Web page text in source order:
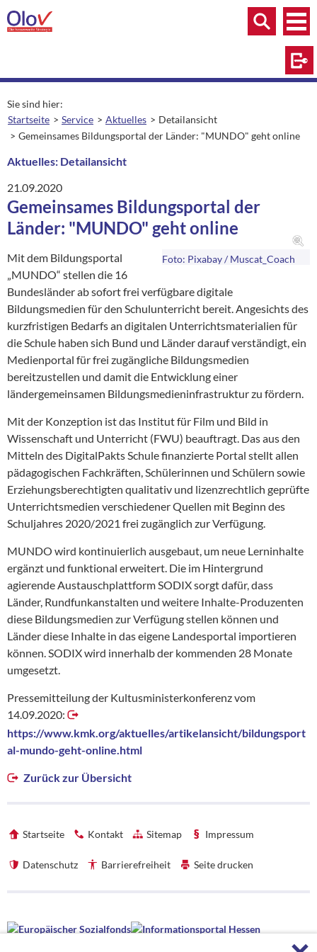
Zum Inhalt springen
Menü
Menü
Suche
Sie sind hier:
Startseite
Service Aktuelles aktuelle Seite:
Detailansicht
Gemeinsames Bildungsportal der Länder: "MUNDO" geht online
Aktuelles: Detailansicht
21.09.2020
Gemeinsames Bildungsportal der
Länder: "MUNDO" geht online
Foto: Pixabay / Muscat_Coach
Mit dem Bildungsportal
„MUNDO“ stellen die 16
Bundesländer ab sofort frei verfügbare digitale
Bildungsmedien für den Schulunterricht bereit. Angesichts des
kurzfristigen Bedarfs an digitalen Unterrichtsmaterialien für
die Schule haben sich Bund und Länder darauf verständigt, ein
Medienportal für frei zugängliche Bildungsmedien
bereitzustellen und damit die Entwicklung einer
ländergemeinsamen Bildungsmedieninfrastruktur zu fördern.
Mit der Konzeption ist das Institut für Film und Bild in
Wissenschaft und Unterricht (FWU) beauftragt. Das aus den
Mitteln des DigitalPakts Schule finanzierte Portal stellt allen
pädagogischen Fachkräften, Schülerinnen und Schülern sowie
Erziehungsberechtigten qualitativ und lizenzrechtlich geprüfte
Unterrichtsmedien verschiedener Quellen mit Beginn des
Schuljahres 2020/2021 frei zugänglich zur Verfügung.
MUNDO wird kontinuierlich ausgebaut, um neue Lerninhalte
ergänzt und funktional erweitert. Die im Hintergrund
agierende Austauschplattform SODIX sorgt dafür, dass
Länder, Rundfunkanstalten und weitere Inhalte-Produzenten
diese Bildungsmedien zur Verfügung stellen können und
Länder diese Inhalte in das eigene Landesportal importieren
können. SODIX wird innerhalb der kommenden 28 Monate
umgesetzt.
Pressemitteilung der Kultusministerkonferenz vom
14.09.2020:
https://www.kmk.org/aktuelles/artikelansicht/bildungsport
al-mundo-geht-online.html
Zurück zur Übersicht
Startseite Kontakt Sitemap Impressum
Datenschutz Barrierefreiheit Seite drucken